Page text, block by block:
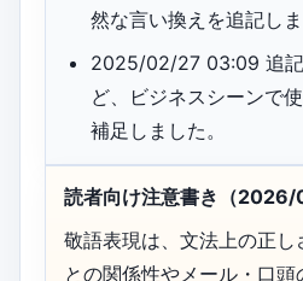
然な言い換えを追記しま
2025/02/27 03:09 追
ど、ビジネスシーンで
補足しました。
読者向け注意書き（2026/
敬語表現は、文法上の正
との関係性やメール・口